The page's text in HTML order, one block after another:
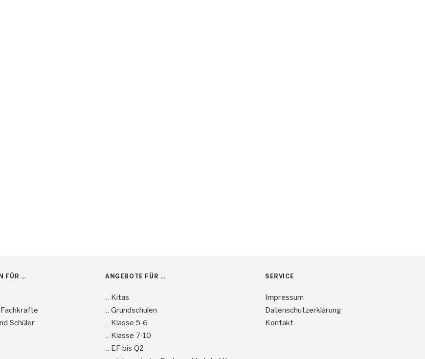
FÜR …
Schüler
ANGEBOTE FÜR …
.. Kitas
.. Grundschulen
.. Klasse 5-6
.. Klasse 7-10
.. EF bis Q2
SERVICE
Impressum
Datenschutzerklärung
Kontakt